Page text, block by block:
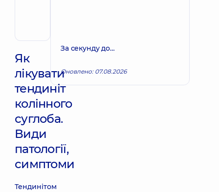
Як
лікувати
тендиніт
колінного
суглоба.
Види
патології,
симптоми
Тендинітом
За секунду до…
Оновлено: 07.08.2026